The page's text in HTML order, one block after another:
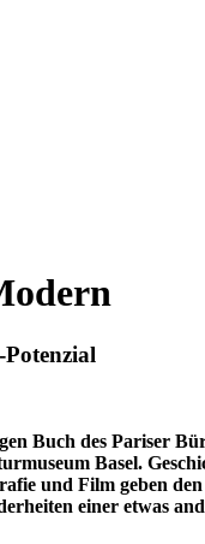
Buch des Pariser
Basel.
und Film geben
einer etwas